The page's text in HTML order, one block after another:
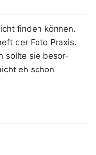
fin­den kön­nen.
der Foto Pra­xis.
soll­te sie besor­
eh schon